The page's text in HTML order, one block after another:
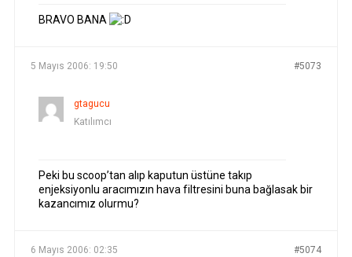
BRAVO BANA
5 Mayıs 2006: 19:50 #5073
gtagucu
Katılımcı
Peki bu scoop’tan alıp kaputun üstüne takıp
enjeksiyonlu aracımızın hava filtresini buna bağlasak bir
kazancımız olurmu?
6 Mayıs 2006: 02:35 #5074